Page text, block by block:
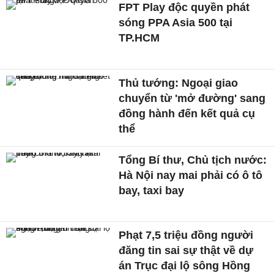
FPT Play độc quyền phát
sóng PPA Asia 500 tại
TP.HCM
Thủ tướng: Ngoại giao
chuyển từ 'mở đường' sang
đồng hành đến kết quả cụ
thể
Tổng Bí thư, Chủ tịch nước:
Hà Nội nay mai phải có ô tô
bay, taxi bay
Phạt 7,5 triệu đồng người
đăng tin sai sự thật về dự
án Trục đại lộ sông Hồng